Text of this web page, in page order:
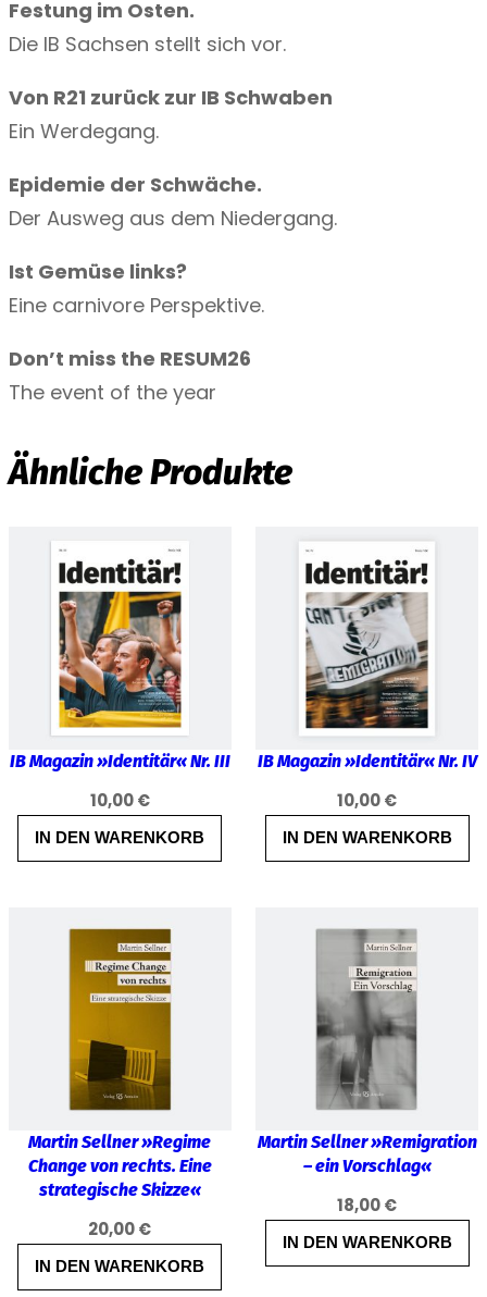
r
V
M
e
n
e
Festung im Osten.
Die IB Sachsen stellt sich vor.
Von R21 zurück zur IB Schwaben
Ein Werdegang.
Epidemie der Schwäche.
Der Ausweg aus dem Niedergang.
Ist Gemüse links?
Eine carnivore Perspektive.
Don’t miss the RESUM26
The event of the year
Ähnliche Produkte
IB Magazin »Identitär« Nr. III
10,00€
IN DEN WARENKORB
IB Magazin »Identitär« Nr. IV
10,00€
IN DEN WARENKORB
Martin Sellner »Regime
Change von rechts. Eine
strategische Skizze«
20,00€
IN DEN WARENKORB
Martin Sellner »Remigration
– ein Vorschlag«
18,00€
IN DEN WARENKORB